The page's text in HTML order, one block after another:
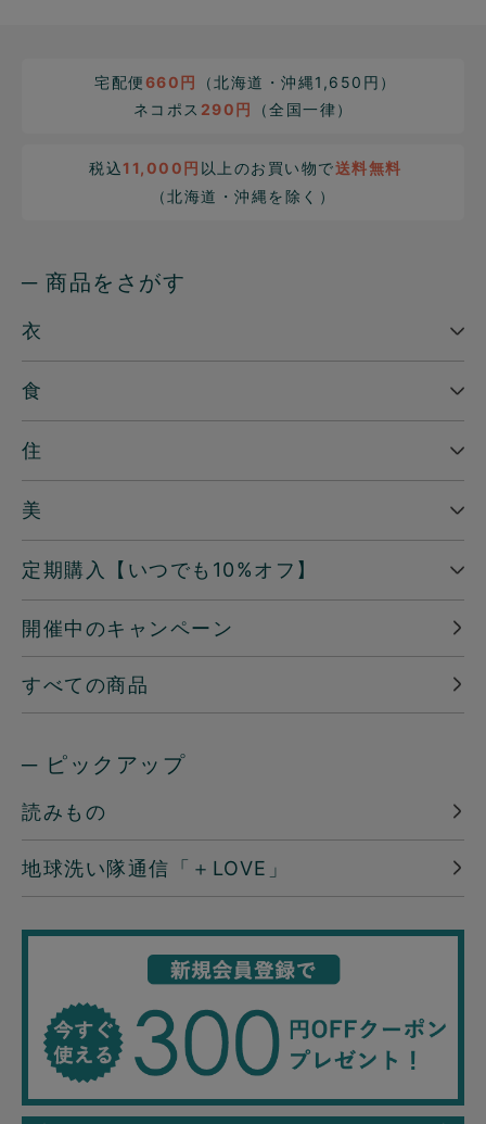
宅配便660円
（北海道・沖縄1,650円）
ネコポス 290円 （全国一律）
税込11,000円 以上のお買い物で送料無料
（北海道・沖縄を除く）
─ 商品をさがす
衣
食
住
美
定期購入【いつでも10%オフ】
開催中のキャンペーン
すべての商品
─ ピックアップ
読みもの
地球洗い隊通信「＋LOVE」